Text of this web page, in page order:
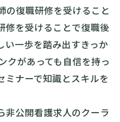
の復職研修を受けること
修を受けることで復職後
い一歩を踏み出すきっか
クがあっても自信を持っ
ミナーで知識とスキルを
非公開看護求人のクーラ